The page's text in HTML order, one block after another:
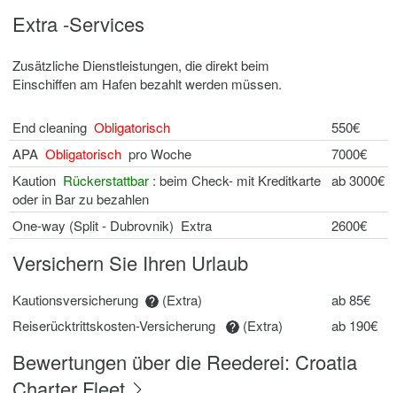
Extra -Services
Zusätzliche Dienstleistungen, die direkt beim
Einschiffen am Hafen bezahlt werden müssen.
End cleaning Obligatorisch
550€
APA Obligatorisch pro Woche
7000€
Kaution Rückerstattbar : beim Check- mit Kreditkarte
oder in Bar zu bezahlen
ab 3000€
One-way (Split - Dubrovnik) Extra 2600€
Versichern Sie Ihren Urlaub
Kautionsversicherung (Extra)
ab 85€
Reiserücktrittskosten-Versicherung
(Extra) ab 190€
Bewertungen über die Reederei: Croatia